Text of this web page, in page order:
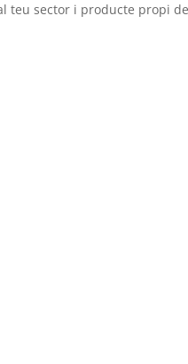
teu sector i producte propi